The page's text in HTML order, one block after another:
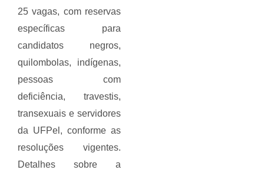
25 vagas, com reservas
específicas para
candidatos negros,
quilombolas, indígenas,
pessoas com
deficiência, travestis,
transexuais e servidores
da UFPel, conforme as
resoluções vigentes.
Detalhes sobre a